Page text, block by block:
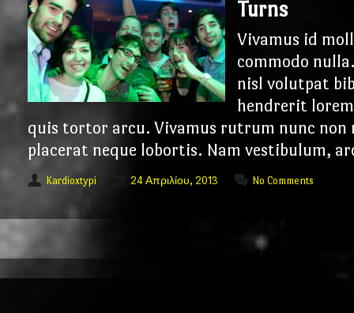
Turns
Vivamus id
commodo
nisl volutpat
hendrerit lorem
quis tortor arcu. Vivamus rutrum nunc non
placerat neque lobortis. Nam vestibulum,
Kardioxtypi 24 Απριλίου, 2013 No Comments